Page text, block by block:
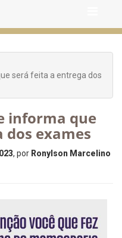
será feita a entrega dos
informa que
exames
, por Ronylson Marcelino